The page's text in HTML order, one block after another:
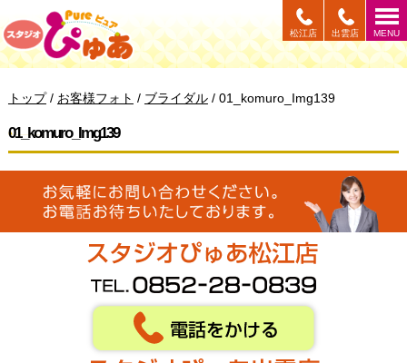
このページの本文へ
MENU
出雲店
松江店
現
の
トップ/ お客様フォト / ブライダル/ 01_komuro_Img139
01_komuro_Img139